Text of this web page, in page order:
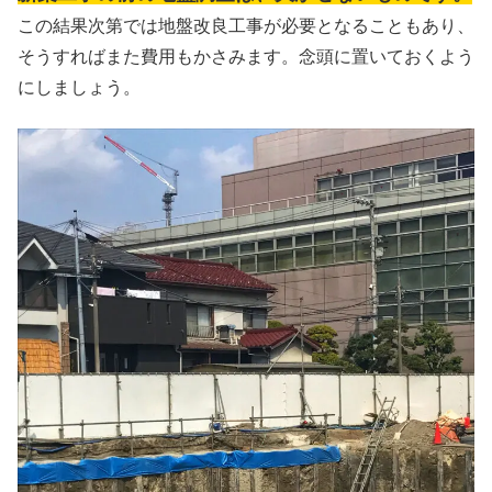
この結果次第では地盤改良工事が必要となることもあり、
そうすればまた費用もかさみます。念頭に置いておくよう
にしましょう。